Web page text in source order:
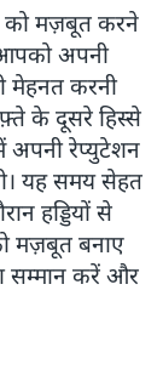
को मज़बूत करने
अपनी
मेहनत करनी
के दूसरे हिस्से
अपनी रेप्युटेशन
यह समय सेहत
हड्डियों से
मज़बूत बनाए
सम्मान करें और